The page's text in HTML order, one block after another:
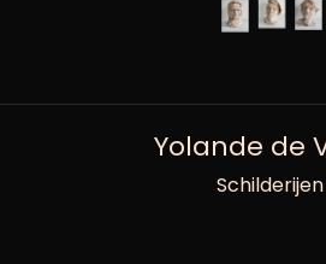
Yolande de
Schilderijen